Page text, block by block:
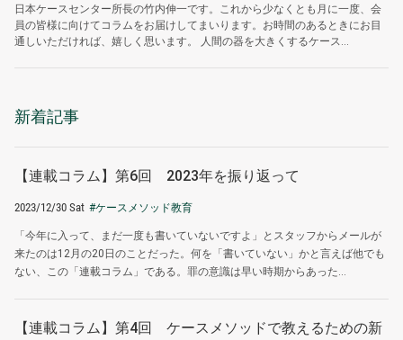
日本ケースセンター所長の竹内伸一です。これから少なくとも月に一度、会
員の皆様に向けてコラムをお届けしてまいります。お時間のあるときにお目
通しいただければ、嬉しく思います。 人間の器を大きくするケース...
新着記事
【連載コラム】第6回 2023年を振り返って
2023/12/30 Sat #ケースメソッド教育
「今年に入って、まだ一度も書いていないですよ」とスタッフからメールが
来たのは12月の20日のことだった。何を「書いていない」かと言えば他でも
ない、この「連載コラム」である。罪の意識は早い時期からあった...
【連載コラム】第4回 ケースメソッドで教えるための新